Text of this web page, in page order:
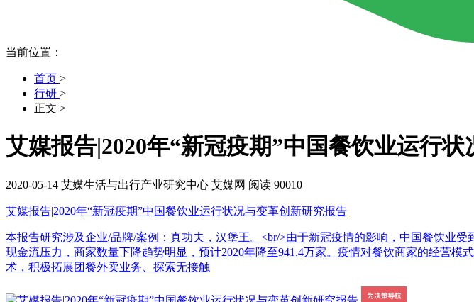
当前位置：
首页 >
行研 >
正文 >
艾媒报告|2020年“新冠疫期”中国餐饮业运行
2020-05-14 艾媒生活与出行产业研究中心 艾媒网 阅读 90010
艾媒报告|2020年“新冠疫期”中国餐饮业运行状况与变革创新研究报告
本报告研究涉及企业/品牌/案例：真功夫，汉堡王。<br/>由于新冠疫情的影响，中国餐饮业
现金流压力，商家数量下降趋势明显，预计2020年降至941.4万家。疫情对餐饮商家的经营
术，积极拓展团餐外卖业务、探索无接触